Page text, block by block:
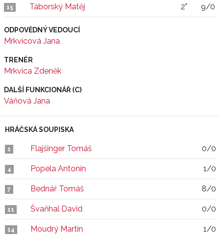
15 Táborský Matěj 2" 9/0
ODPOVĚDNÝ VEDOUCÍ
Mrkvicová Jana
TRENÉR
Mrkvica Zdeněk
DALŠÍ FUNKCIONÁŘ (C)
Váňová Jana
HRÁČSKÁ SOUPISKA
1 Flajšinger Tomáš 0/0
4 Popela Antonín 1/0
7 Bednář Tomáš 8/0
11 Švaňhal David 0/0
14 Moudrý Martin 1/0